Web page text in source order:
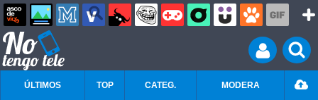
ÚLTIMOS TOP CATEG. MODERA